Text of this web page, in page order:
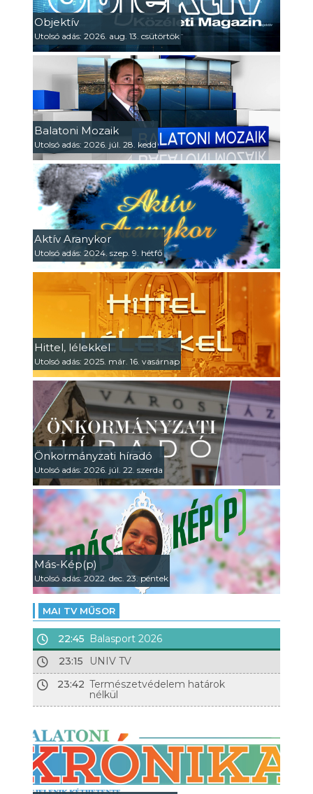
Objektív
Utolsó adás: 2026. aug. 13. csütörtök
Balatoni Mozaik
Utolsó adás: 2026. júl. 28. kedd
Aktív Aranykor
Utolsó adás: 2024. szep. 9. hétfő
Hittel, lélekkel
Utolsó adás: 2025. már. 16. vasárnap
Önkormányzati híradó
Utolsó adás: 2026. júl. 22. szerda
Más-Kép(p)
Utolsó adás: 2022. dec. 23. péntek
MAI TV MŰSOR
22:45 Balasport 2026
23:15
UNIV TV
23:42 Természetvédelem határok
nélkül